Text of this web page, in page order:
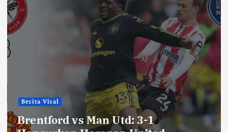
Berita Viral
Brentford vs Man Utd: 3-1